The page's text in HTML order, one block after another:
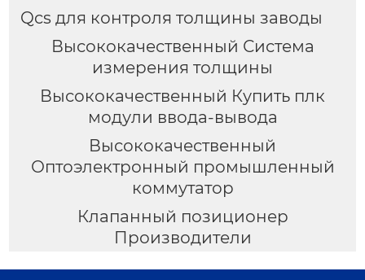
Qcs для контроля толщины заводы
Высококачественный Система
измерения толщины
Высококачественный Купить плк
модули ввода-вывода
Высококачественный
Оптоэлектронный промышленный
коммутатор
Клапанный позиционер
Производители